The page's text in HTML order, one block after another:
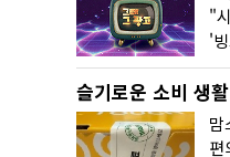
슬기로운 소비 생활